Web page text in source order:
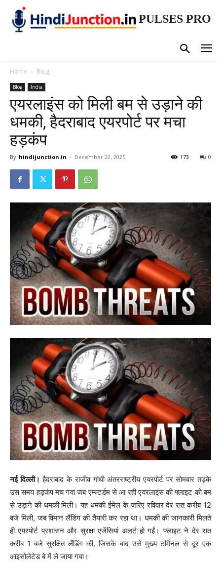
PULSES PRO
Home Blog
Blog India
एयरलाइंस को मिली बम से उड़ाने की
धमकी, हैदराबाद एयरपोर्ट पर मचा
हड़कंप
By hindijunction.in - December 22, 2025 0
173
नई दिल्ली। हैदराबाद के राजीव गांधी अंतरराष्ट्रीय एयरपोर्ट पर सोमवार तड़के
उस समय हड़कंप मच गया जब एम्स्टर्डम से आ रही एयरलाइंस की फ्लाइट को बम
से उड़ाने की धमकी मिली। यह धमकी ईमेल के जरिए रविवार देर रात करीब 12
बजे मिली, जब विमान लैंडिंग की तैयारी कर रहा था। धमकी की जानकारी मिलते
ही एयरपोर्ट प्रशासन और सुरक्षा एजेंसियां अलर्ट हो गईं। फ्लाइट ने देर रात
करीब 1 बजे सुरक्षित लैंडिंग की, जिसके बाद उसे मुख्य टर्मिनल से दूर एक
आइसोलेटेड बे में ले जाया गया।